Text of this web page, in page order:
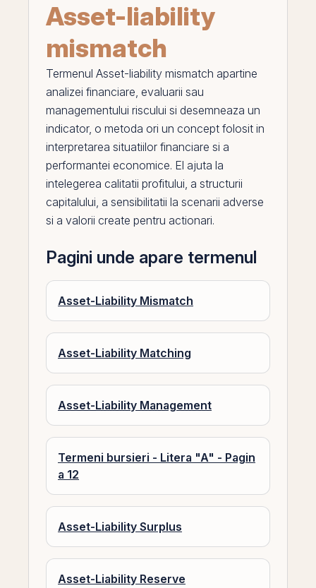
Asset-liability
mismatch
Termenul Asset-liability mismatch apartine
analizei financiare, evaluarii sau
managementului riscului si desemneaza un
indicator, o metoda ori un concept folosit in
interpretarea situatiilor financiare si a
performantei economice. El ajuta la
intelegerea calitatii profitului, a structurii
capitalului, a sensibilitatii la scenarii adverse
si a valorii create pentru actionari.
Pagini unde apare termenul
Asset-Liability Mismatch
Asset-Liability Matching
Asset-Liability Management
Termeni bursieri - Litera "A" - Pagin
a 12
Asset-Liability Surplus
Asset-Liability Reserve